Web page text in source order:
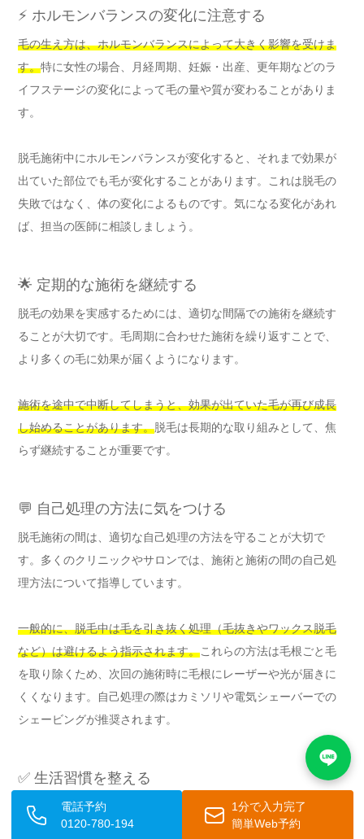
⚡ ホルモンバランスの変化に注意する
毛の生え方は、ホルモンバランスによって大きく影響を受けま
す。特に女性の場合、月経周期、妊娠・出産、更年期などのラ
イフステージの変化によって毛の量や質が変わることがありま
す。
脱毛施術中にホルモンバランスが変化すると、それまで効果が
出ていた部位でも毛が変化することがあります。これは脱毛の
失敗ではなく、体の変化によるものです。気になる変化があれ
ば、担当の医師に相談しましょう。
🌟 定期的な施術を継続する
脱毛の効果を実感するためには、適切な間隔での施術を継続す
ることが大切です。毛周期に合わせた施術を繰り返すことで、
より多くの毛に効果が届くようになります。
施術を途中で中断してしまうと、効果が出ていた毛が再び成長
し始めることがあります。脱毛は長期的な取り組みとして、焦
らず継続することが重要です。
💬 自己処理の方法に気をつける
脱毛施術の間は、適切な自己処理の方法を守ることが大切で
す。多くのクリニックやサロンでは、施術と施術の間の自己処
理方法について指導しています。
一般的に、脱毛中は毛を引き抜く処理（毛抜きやワックス脱毛
など）は避けるよう指示されます。これらの方法は毛根ごと毛
を取り除くため、次回の施術時に毛根にレーザーや光が届きに
くくなります。自己処理の際はカミソリや電気シェーバーでの
シェービングが推奨されます。
✅ 生活習慣を整える
脱毛の効果に直接影響するわけではありませんが、全身の健康
状態が良好であることは、施術後の肌の回復を助けることにつ
電話予約
0120-780-194
1分で入力完了
簡単Web予約